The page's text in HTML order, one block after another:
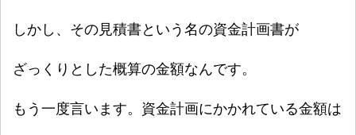
しかし、その見積書という名の資金計画書が
ざっくりとした概算の金額なんです。
もう一度言います。資金計画にかかれている金額は